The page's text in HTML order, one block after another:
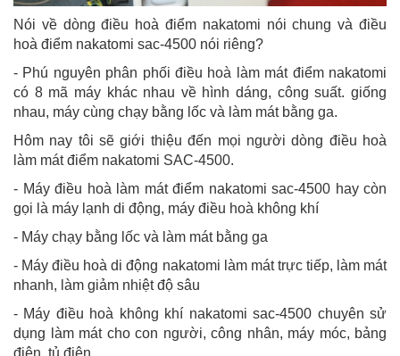
Nói về dòng điều hoà điểm nakatomi nói chung và điều
hoà điểm nakatomi sac-4500 nói riêng?
- Phú nguyên phân phối điều hoà làm mát điểm nakatomi
có 8 mã máy khác nhau về hình dáng, công suất. giống
nhau, máy cùng chạy bằng lốc và làm mát bằng ga.
Hôm nay tôi sẽ giới thiệu đến mọi người dòng điều hoà
làm mát điểm nakatomi SAC-4500.
- Máy điều hoà làm mát điểm nakatomi sac-4500 hay còn
gọi là máy lạnh di động, máy điều hoà không khí
- Máy chạy bằng lốc và làm mát bằng ga
- Máy điều hoà di động nakatomi làm mát trực tiếp, làm mát
nhanh, làm giảm nhiệt độ sâu
- Máy điều hoà không khí nakatomi sac-4500 chuyên sử
dụng làm mát cho con người, công nhân, máy móc, bảng
điện, tủ điện,